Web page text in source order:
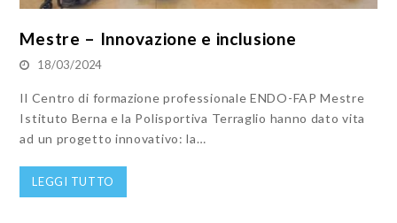
Mestre – Innovazione e inclusione
18/03/2024
Il Centro di formazione professionale ENDO-FAP Mestre
Istituto Berna e la Polisportiva Terraglio hanno dato vita
ad un progetto innovativo: la…
LEGGI TUTTO